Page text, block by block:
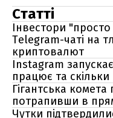
Статті
Інвестори
Telegram-чаті на
криптовалют
Instagram
працює та
Гігантська
потрапивши в
Чутки